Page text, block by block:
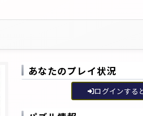
あなたのプレイ状況
ログインする